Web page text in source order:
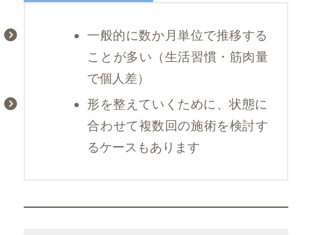
一般的に数か月単位で推移する
ことが多い（生活習慣・筋肉量
で個人差）
形を整えていくために、状態に
合わせて複数回の施術を検討す
るケースもあります